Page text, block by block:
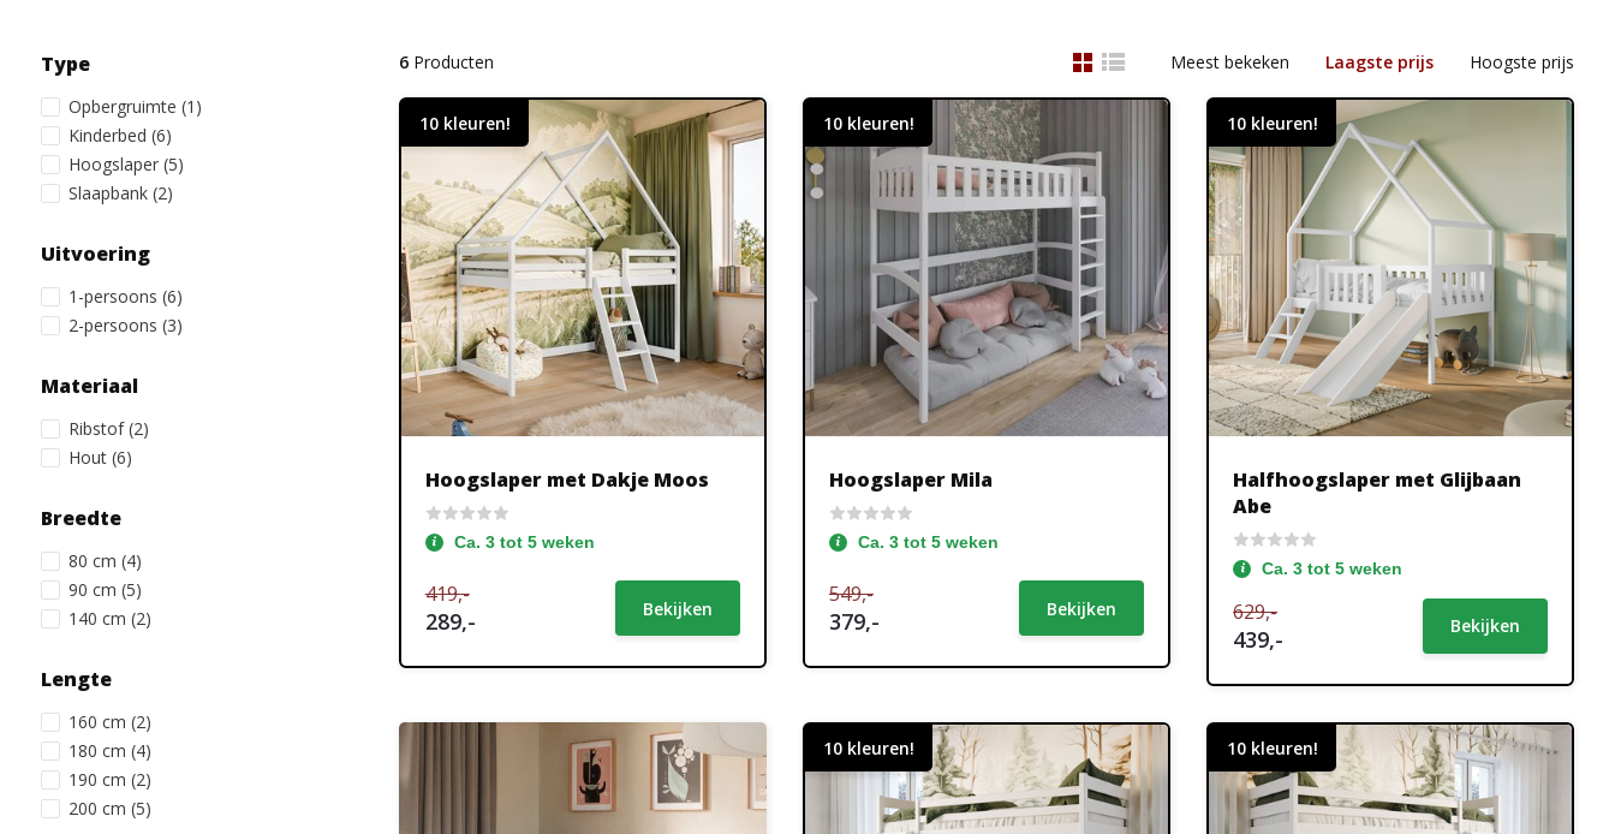
Type
Opbergruimte (1)
Kinderbed (6)
Hoogslaper (5)
Slaapbank (2)
Uitvoering
1-persoons (6)
2-persoons (3)
Materiaal
Ribstof(2)
Hout (6)
Breedte
80 cm (4)
90 cm (5)
140 cm (2)
Lengte
160 cm (2)
180 cm (4)
190 cm (2)
200 cm (5)
6Producten Meest bekeken Laagste prijs Hoogste prijs
10 kleuren!
Hoogslaper met Dakje Moos
Ca. 3 tot 5 weken
419,-
289,- Bekijken
10 kleuren!
Hoogslaper Mila
Ca. 3 tot 5 weken
549,-
379,- Bekijken
10 kleuren!
Halfhoogslaper met Glijbaan
Abe
Ca. 3 tot 5 weken
629,-
439,- Bekijken
10 kleuren! 10 kleuren!